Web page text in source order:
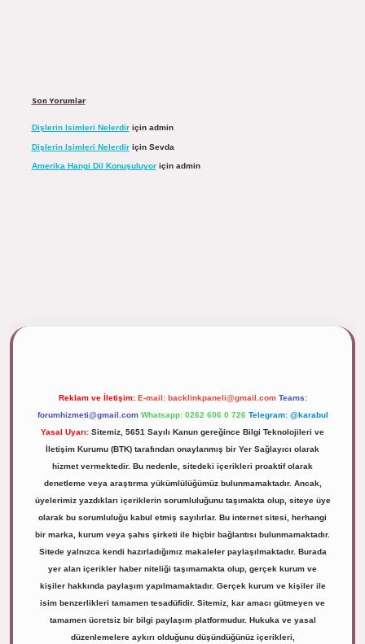
Son Yorumlar
Dişlerin Isimleri Nelerdiriçin admin
Dişlerin Isimleri Nelerdiriçin Sevda
Amerika Hangi Dil Konuşuluyoriçin admin
Reklam ve İletişim: E-mail: backlinkpaneli@gmail.com Teams:
forumhizmeti@gmail.com Whatsapp: 0262 606 0 726 Telegram: @karabul
Yasal Uyarı: Sitemiz, 5651 Sayılı Kanun gereğince Bilgi Teknolojileri ve
İletişim Kurumu (BTK) tarafından onaylanmış bir Yer Sağlayıcı olarak
hizmet vermektedir. Bu nedenle, sitedeki içerikleri proaktif olarak
denetleme veya araştırma yükümlülüğümüz bulunmamaktadır. Ancak,
üyelerimiz yazdıkları içeriklerin sorumluluğunu taşımakta olup, siteye üye
olarak bu sorumluluğu kabul etmiş sayılırlar. Bu internet sitesi, herhangi
bir marka, kurum veya şahıs şirketi ile hiçbir bağlantısı bulunmamaktadır.
Sitede yalnızca kendi hazırladığımız makaleler paylaşılmaktadır. Burada
yer alan içerikler haber niteliği taşımamakta olup, gerçek kurum ve
kişiler hakkında paylaşım yapılmamaktadır. Gerçek kurum ve kişiler ile
isim benzerlikleri tamamen tesadüfidir. Sitemiz, kar amacı gütmeyen ve
tamamen ücretsiz bir bilgi paylaşım platformudur. Hukuka ve yasal
düzenlemelere aykırı olduğunu düşündüğünüz içerikleri,